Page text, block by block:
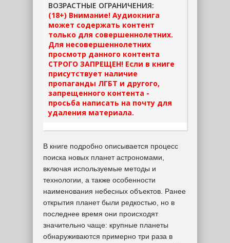
ВОЗРАСТНЫЕ ОГРАНИЧЕНИЯ:
(18+) Внимание! Аудиокнига
может содержать контент
только для совершеннолетних.
Для несовершеннолетних
просмотр данного контента
СТРОГО ЗАПРЕЩЕН! Если в книге
присутствует наличие
пропаганды ЛГБТ и другого,
запрещенного контента -
просьба написать на почту для
удаления материала.
В книге подробно описывается процесс
поиска новых планет астрономами,
включая используемые методы и
технологии, а также особенности
наименования небесных объектов. Ранее
открытия планет были редкостью, но в
последнее время они происходят
значительно чаще: крупные планеты
обнаруживаются примерно три раза в